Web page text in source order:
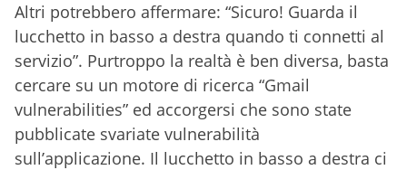
Altri potrebbero affermare: “Sicuro! Guarda il
lucchetto in basso a destra quando ti connetti al
servizio”. Purtroppo la realtà è ben diversa, basta
cercare su un motore di ricerca “Gmail
vulnerabilities” ed accorgersi che sono state
pubblicate svariate vulnerabilità
sull’applicazione. Il lucchetto in basso a destra ci